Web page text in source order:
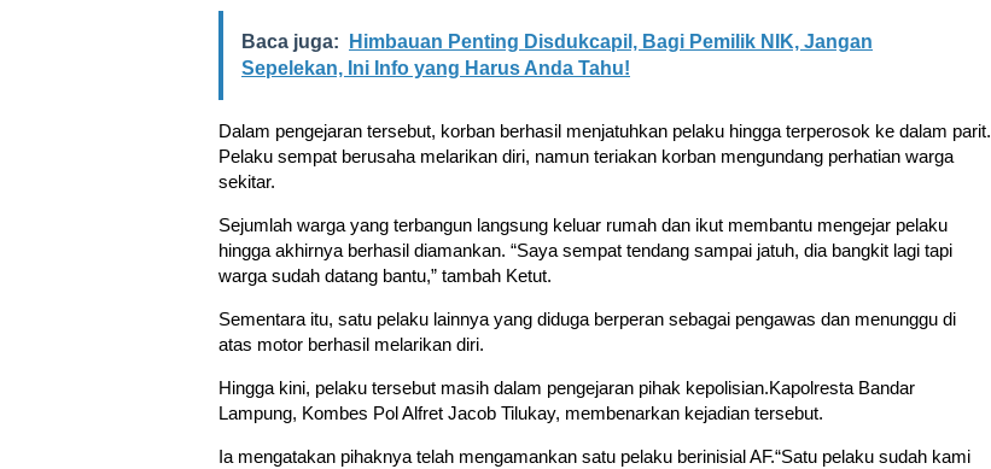
Baca juga:
Himbauan Penting Disdukcapil, Bagi Pemilik NIK, Jangan
Sepelekan, Ini Info yang Harus Anda Tahu!
Dalam pengejaran tersebut, korban berhasil menjatuhkan pelaku hingga terperosok ke dalam parit.
Pelaku sempat berusaha melarikan diri, namun teriakan korban mengundang perhatian warga
sekitar.
Sejumlah warga yang terbangun langsung keluar rumah dan ikut membantu mengejar pelaku
hingga akhirnya berhasil diamankan. “Saya sempat tendang sampai jatuh, dia bangkit lagi tapi
warga sudah datang bantu,” tambah Ketut.
Sementara itu, satu pelaku lainnya yang diduga berperan sebagai pengawas dan menunggu di
atas motor berhasil melarikan diri.
Hingga kini, pelaku tersebut masih dalam pengejaran pihak kepolisian.Kapolresta Bandar
Lampung, Kombes Pol Alfret Jacob Tilukay, membenarkan kejadian tersebut.
Ia mengatakan pihaknya telah mengamankan satu pelaku berinisial AF.“Satu pelaku sudah kami